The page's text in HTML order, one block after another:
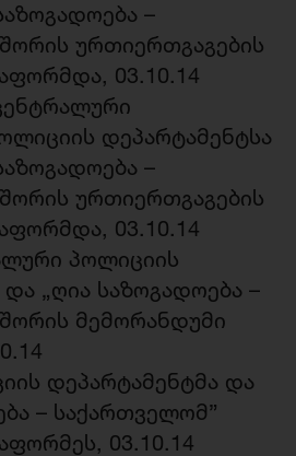
–
ურთიერთგაგების
03.10.14
დეპარტამენტსა
–
ურთიერთგაგების
03.10.14
პოლიციის
„ღია საზოგადოება –
მემორანდუმი
დეპარტამენტმა და
– საქართველომ”
03.10.14